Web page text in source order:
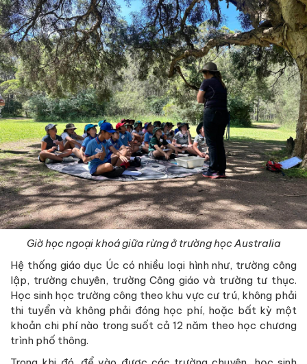
Giờ học ngoại khoá giữa rừng ở trường học Australia
Hệ thống giáo dục Úc có nhiều loại hình như, trường công
lập, trường chuyên, trường Công giáo và trường tư thục.
Học sinh học trường công theo khu vực cư trú, không phải
thi tuyển và không phải đóng học phí, hoặc bất kỳ một
khoản chi phí nào trong suốt cả 12 năm theo học chương
trình phố thông.